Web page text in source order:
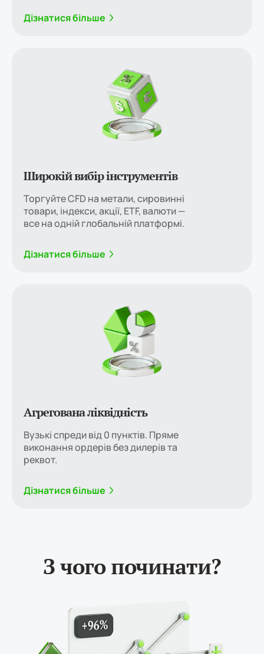
Дізнатися більше
Широкій вибір інструментів
Торгуйте CFD на метали, сировинні
товари, індекси, акції, ETF, валюти —
все на одній глобальній платформі.
Дізнатися більше
Агрегована ліквідність
Вузькі спреди від 0 пунктів. Пряме
виконання ордерів без дилерів та
реквот.
Дізнатися більше
З чого починати?